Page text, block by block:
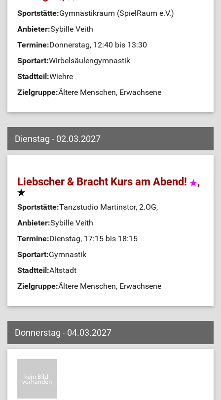
Sportstätte:Gymnastikraum (SpielRaum e.V.)
Anbieter:Sybille Veith
Termine:Donnerstag, 12:40 bis 13:30
Sportart:Wirbelsäulengymnastik
Stadtteil:Wiehre
Zielgruppe:Ältere Menschen, Erwachsene
Dienstag - 02.03.2027
Liebscher & Bracht Kurs am Abend! ,
Sportstätte:Tanzstudio Martinstor, 2.OG,
Anbieter:Sybille Veith
Termine:Dienstag, 17:15 bis 18:15
Sportart:Gymnastik
Stadtteil:Altstadt
Zielgruppe:Ältere Menschen, Erwachsene
Donnerstag - 04.03.2027